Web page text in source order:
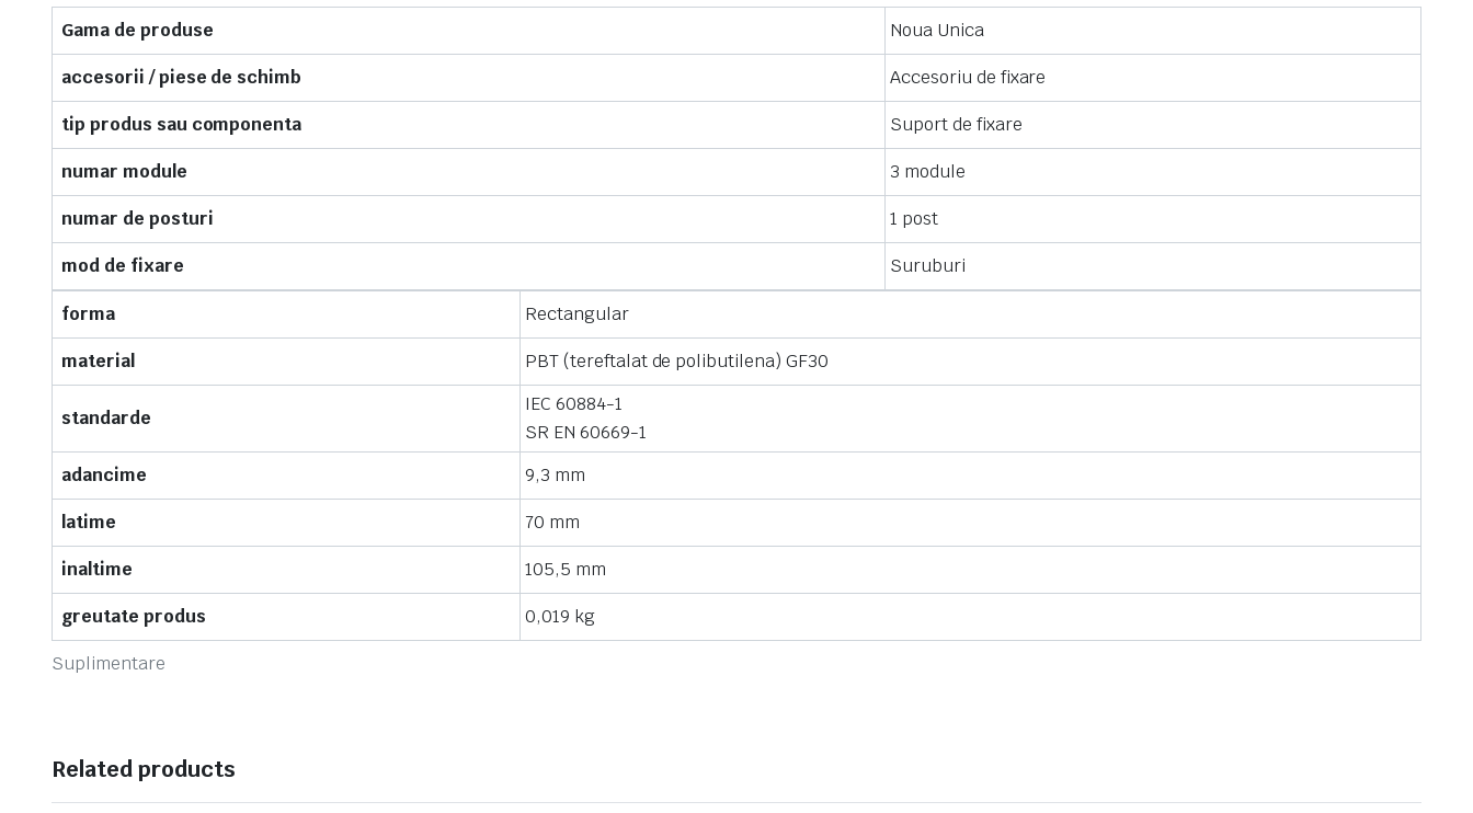
Gama de produse Noua Unica
accesorii / piese de schimb Accesoriu de fixare
tip produs sau componenta Suport de fixare
numar module 3 module
numar de posturi 1 post
mod de fixare Suruburi
Suplimentare
forma Rectangular
material PBT (tereftalat de polibutilena) GF30
standarde
IEC 60884-1
SR EN 60669-1
adancime
9,3 mm
latime 70 mm
inaltime 105,5 mm
greutate produs 0,019 kg
Related products